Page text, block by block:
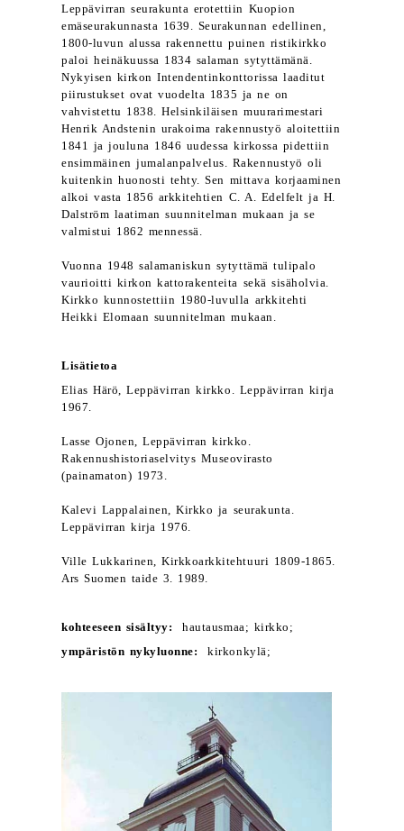
Leppävirran seurakunta erotettiin Kuopion
emäseurakunnasta 1639. Seurakunnan edellinen,
1800-luvun alussa rakennettu puinen ristikirkko
paloi heinäkuussa 1834 salaman sytyttämänä.
Nykyisen kirkon Intendentinkonttorissa laaditut
piirustukset ovat vuodelta 1835 ja ne on
vahvistettu 1838. Helsinkiläisen muurarimestari
Henrik Andstenin urakoima rakennustyö aloitettiin
1841 ja jouluna 1846 uudessa kirkossa pidettiin
ensimmäinen jumalanpalvelus. Rakennustyö oli
kuitenkin huonosti tehty. Sen mittava korjaaminen
alkoi vasta 1856 arkkitehtien C. A. Edelfelt ja H.
Dalström laatiman suunnitelman mukaan ja se
valmistui 1862 mennessä.
Vuonna 1948 salamaniskun sytyttämä tulipalo
vaurioitti kirkon kattorakenteita sekä sisäholvia.
Kirkko kunnostettiin 1980-luvulla arkkitehti
Heikki Elomaan suunnitelman mukaan.
Lisätietoa
Elias Härö, Leppävirran kirkko. Leppävirran kirja
1967.
Lasse Ojonen, Leppävirran kirkko.
Rakennushistoriaselvitys Museovirasto
(painamaton) 1973.
Kalevi Lappalainen, Kirkko ja seurakunta.
Leppävirran kirja 1976.
Ville Lukkarinen, Kirkkoarkkitehtuuri 1809-1865.
Ars Suomen taide 3. 1989.
kohteeseen sisältyy: hautausmaa; kirkko;
ympäristön nykyluonne: kirkonkylä;